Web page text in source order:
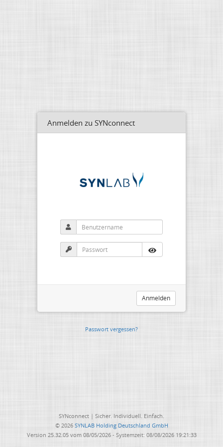
Anmelden zu SYNconnect
Anmelden
Passwort vergessen?
SYNconnect | Sicher. Individuell. Einfach.
© 2026 SYNLAB Holding Deutschland GmbH
Version 25.32.05 vom 08/05/2026 - Systemzeit: 08/08/2026 19:21:33